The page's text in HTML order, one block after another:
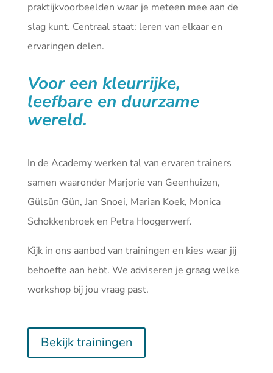
praktijkvoorbeelden waar je meteen mee aan de
slag kunt. Centraal staat: leren van elkaar en
ervaringen delen.
Voor een kleurrijke,
leefbare en duurzame
wereld.
In de Academy werken tal van ervaren trainers
samen waaronder Marjorie van Geenhuizen,
Gülsün Gün, Jan Snoei, Marian Koek, Monica
Schokkenbroek en Petra Hoogerwerf.
Kijk in ons aanbod van trainingen en kies waar jij
behoefte aan hebt. We adviseren je graag welke
workshop bij jou vraag past.
Bekijk trainingen